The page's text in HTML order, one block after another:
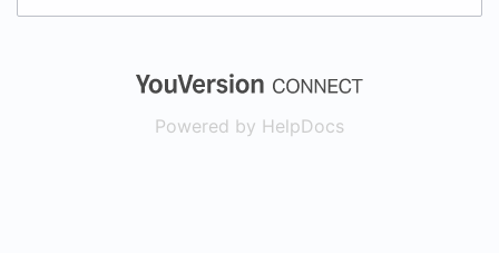
(opens in a
Powered by HelpDocs